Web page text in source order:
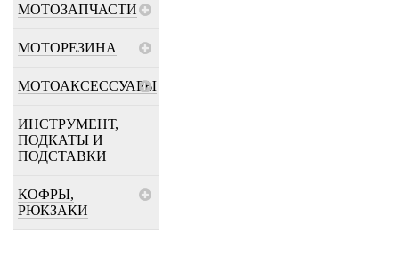
МОТОЗАПЧАСТИ
МОТОРЕЗИНА
МОТОАКСЕССУАРЫ
ИНСТРУМЕНТ,
ПОДКАТЫ И
ПОДСТАВКИ
КОФРЫ,
РЮКЗАКИ